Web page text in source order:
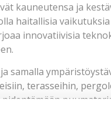
kauneutensa ja
haitallisia
innovatiivisia
terasseihin,